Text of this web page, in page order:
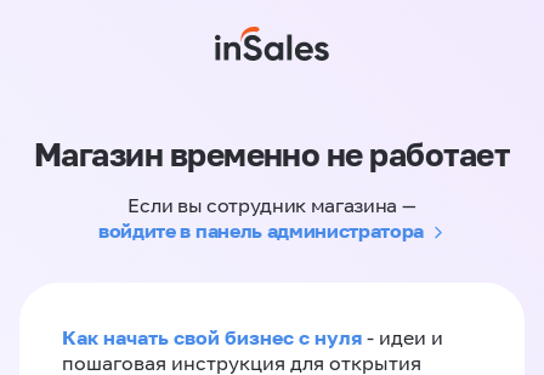
Магазин временно не работает
Если вы сотрудник магазина —
войдите в панель администратора
Как начать свой бизнес с нуля - идеи и
пошаговая инструкция для открытия